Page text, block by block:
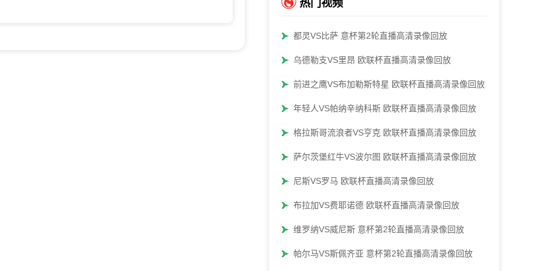
热门视频
都灵VS比萨 意杯第2轮直播高清录像回放
乌德勒支VS里昂 欧联杯直播高清录像回放
前进之鹰VS布加勒斯特星 欧联杯直播高清录像回放
年轻人VS帕纳辛纳科斯 欧联杯直播高清录像回放
格拉斯哥流浪者VS亨克 欧联杯直播高清录像回放
萨尔茨堡红牛VS波尔图 欧联杯直播高清录像回放
尼斯VS罗马 欧联杯直播高清录像回放
布拉加VS费耶诺德 欧联杯直播高清录像回放
维罗纳VS威尼斯 意杯第2轮直播高清录像回放
帕尔马VS斯佩齐亚 意杯第2轮直播高清录像回放